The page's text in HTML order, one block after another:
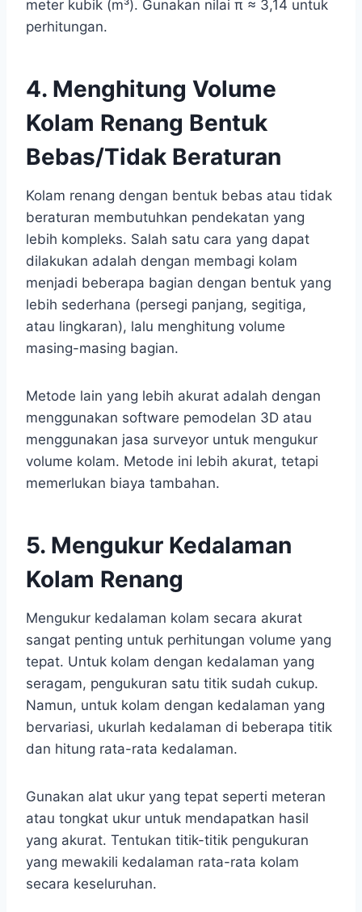
meter kubik (m³). Gunakan nilai π ≈ 3,14 untuk
perhitungan.
4. Menghitung Volume
Kolam Renang Bentuk
Bebas/Tidak Beraturan
Kolam renang dengan bentuk bebas atau tidak
beraturan membutuhkan pendekatan yang
lebih kompleks. Salah satu cara yang dapat
dilakukan adalah dengan membagi kolam
menjadi beberapa bagian dengan bentuk yang
lebih sederhana (persegi panjang, segitiga,
atau lingkaran), lalu menghitung volume
masing-masing bagian.
Metode lain yang lebih akurat adalah dengan
menggunakan software pemodelan 3D atau
menggunakan jasa surveyor untuk mengukur
volume kolam. Metode ini lebih akurat, tetapi
memerlukan biaya tambahan.
5. Mengukur Kedalaman
Kolam Renang
Mengukur kedalaman kolam secara akurat
sangat penting untuk perhitungan volume yang
tepat. Untuk kolam dengan kedalaman yang
seragam, pengukuran satu titik sudah cukup.
Namun, untuk kolam dengan kedalaman yang
bervariasi, ukurlah kedalaman di beberapa titik
dan hitung rata-rata kedalaman.
Gunakan alat ukur yang tepat seperti meteran
atau tongkat ukur untuk mendapatkan hasil
yang akurat. Tentukan titik-titik pengukuran
yang mewakili kedalaman rata-rata kolam
secara keseluruhan.